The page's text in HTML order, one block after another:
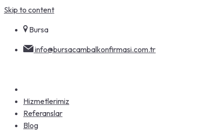
Skip to content
Bursa
info@bursacambalkonfirmasi.com.tr
Hizmetlerimiz
Referanslar
Blog